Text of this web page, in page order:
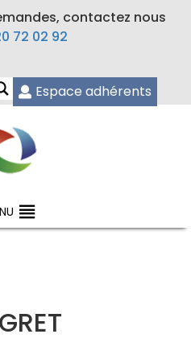
contactez nous
72 02 92
Espace adhérents